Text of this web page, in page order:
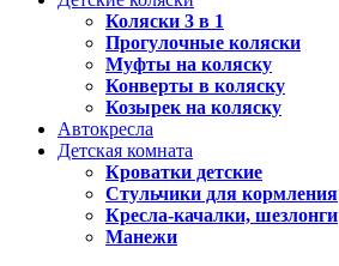
Коляски 3 в 1
Прогулочные коляски
Муфты на коляску
Конверты в коляску
Козырек на коляску
Автокресла
Детская комната
Кроватки детские
Стульчики для кормления
Кресла-качалки, шезлонги
Манежи